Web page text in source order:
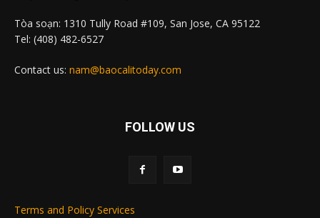
Tòa soạn: 1310 Tully Road #109, San Jose, CA 95122
Tel: (408) 482-6527
Contact us: nam@baocalitoday.com
FOLLOW US
Terms and Policy Services